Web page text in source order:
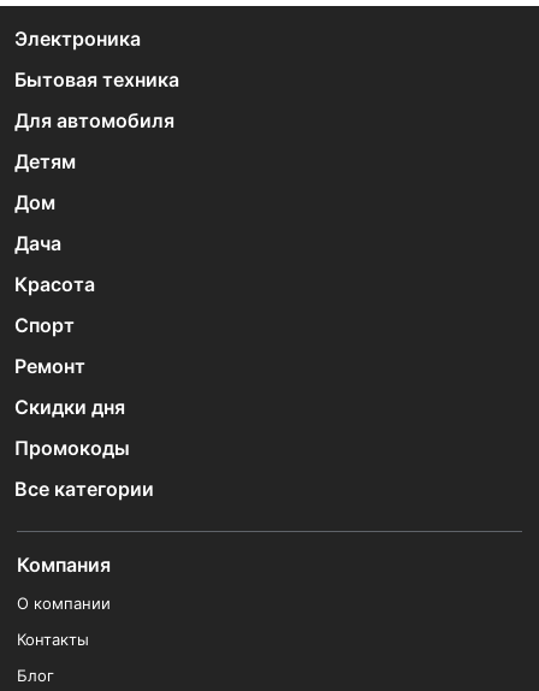
Электроника
Бытовая техника
Для автомобиля
Детям
Дом
Дача
Красота
Спорт
Ремонт
Скидки дня
Промокоды
Все категории
Компания
О компании
Контакты
Блог